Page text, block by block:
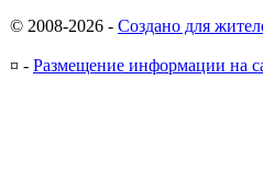
© 2008-2026 - Создано для
¤ - Размещение информации на